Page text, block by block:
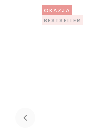
OKAZJA
BESTSELLER